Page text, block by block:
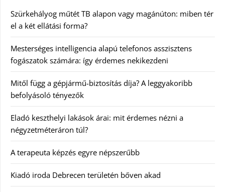
Szürkehályog műtét TB alapon vagy magánúton: miben tér
el a két ellátási forma?
Mesterséges intelligencia alapú telefonos asszisztens
fogászatok számára: így érdemes nekikezdeni
Mitől függ a gépjármű-biztosítás díja? A leggyakoribb
befolyásoló tényezők
Eladó keszthelyi lakások árai: mit érdemes nézni a
négyzetméteráron túl?
A terapeuta képzés egyre népszerűbb
Kiadó iroda Debrecen területén bőven akad